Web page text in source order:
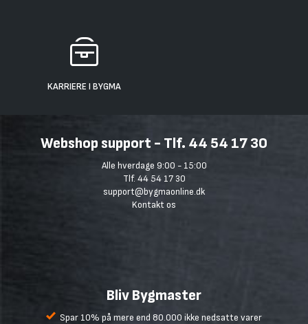
KARRIERE I BYGMA
Webshop support - Tlf. 44 54 17 30
Alle hverdage 9:00 - 15:00
Tlf. 44 54 17 30
support@bygmaonline.dk
Kontakt os
Bliv Bygmaster
Spar 10% på mere end 80.000 ikke nedsatte varer